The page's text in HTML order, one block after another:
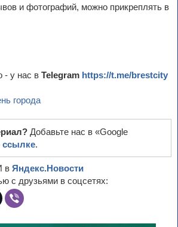
и фотографий, можно прикреплять в
- у нас в Telegram https://t.me/brestcity
города
Добавьте нас в «Google
ссылке.
в Яндекс.Новости
с друзьями в соцсетях: